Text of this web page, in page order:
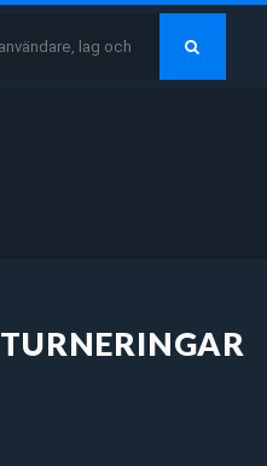
TURNERINGAR